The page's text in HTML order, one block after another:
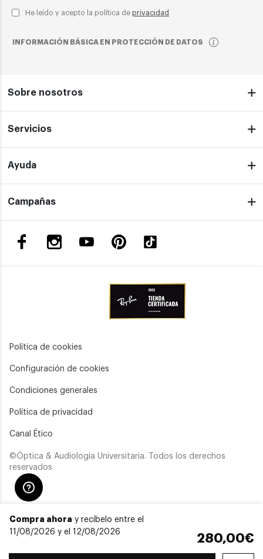
Compra ahora y recíbelo entre el
11/08/2026 y el 12/08/2026
280,00€
He leído y acepto la política de privacidad
INFORMACIÓN BÁSICA EN PROTECCIÓN DE DATOS
Sobre nosotros
Servicios
Ayuda
Campañas
Política de cookies
Configuración de cookies
Condiciones generales
Política de privacidad
Canal Ético
©Óptica & Audiología Universitaria. Todos los derechos
reservados